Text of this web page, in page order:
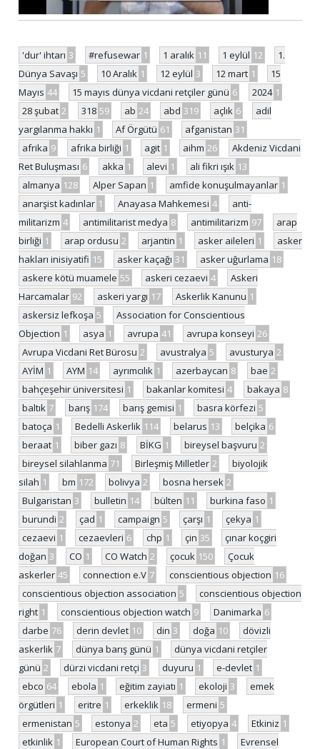
'dur' ihtarı 3 #refusewar 1 1 aralık 11 1 eylül 12
1.
Dünya Savaşı 5 10 Aralık 1 12 eylül 3 12 mart 1
15
Mayıs 44 15 mayıs dünya vicdani retçiler günü 6 2024 1
28 şubat 2 318 59 ab 24 abd 319 açlık 6
adil
yargılanma hakkı 1 Af Örgütü 61 afganistan 31
afrika 9 afrika birliği 1 agit 1 aihm 26
Akdeniz Vicdani
Ret Buluşması 6 akka 1 alevi 1 ali fikri ışık 13
almanya 128 Alper Sapan 1 amfide konuşulmayanlar 1
anarşist kadınlar 1 Anayasa Mahkemesi 4
anti-
militarizm 4 antimilitarist medya 8 antimilitarizm 97
arap
birliği 1 arap ordusu 2 arjantin 1 asker aileleri 1
asker
hakları inisiyatifi 15 asker kaçağı 31 asker uğurlama 18
askere kötü muamele 55 askeri cezaevi 4
Askeri
Harcamalar 92 askeri yargı 17 Askerlik Kanunu 1
askersiz lefkoşa 5
Association for Conscientious
Objection 1 asya 1 avrupa 41 avrupa konseyi 26
Avrupa Vicdani Ret Bürosu 2 avustralya 5 avusturya 2
AYİM 1 AYM 14 ayrımcılık 1 azerbaycan 8 bae 2
bahçeşehir üniversitesi 1 bakanlar komitesi 4 bakaya 8
baltık 7 barış 174 barış gemisi 1 basra körfezi 5
batoça 1 Bedelli Askerlik 114 belarus 13 belçika 6
beraat 1 biber gazı 8 BİKG 1 bireysel başvuru 2
bireysel silahlanma 71 Birleşmiş Milletler 2
biyolojik
silah 1 bm 172 bolivya 2 bosna hersek 2
Bulgaristan 3 bulletin 14 bülten 11 burkina faso 1
burundi 2 çad 1 campaign 5 çarşı 1 çekya 1
cezaevi 1 cezaevleri 6 chp 1 çin 35
çınar koçgiri
doğan 3 CO 1 CO Watch 2 çocuk 150
Çocuk
askerler 45 connection e.V 7 conscientious objection 16
conscientious objection association 5
conscientious objection
right 1 conscientious objection watch 9 Danimarka 6
darbe 76 derin devlet 10 din 3 doğa 10
dövizli
askerlik 7 dünya barış günü 1
dünya vicdani retçiler
günü 2 dürzi vicdani retçi 3 duyuru 1 e-devlet 1
ebco 64 ebola 1 eğitim zayiatı 1 ekoloji 3
emek
örgütleri 1 eritre 1 erkeklik 18 ermeni 5
ermenistan 5 estonya 2 eta 5 etiyopya 4 Etkiniz 1
etkinlik 1 European Court of Human Rights 1
Evrensel